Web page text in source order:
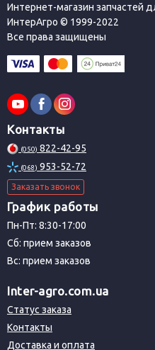
Интернет-магазин запчастей
ИнтерАгро © 1999-2022
Все права защищены
Контакты
(050) 822-42-95
(068) 953-52-72
Заказать звонок
График работы
Пн-Пт: 8:30-17:00
Сб: прием заказов
Вс: прием заказов
Inter-agro.com.ua
Статус заказа
Контакты
Доставка и оплата